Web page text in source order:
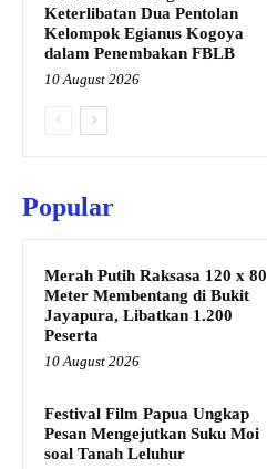
Keterlibatan Dua Pentolan
Kelompok Egianus Kogoya
dalam Penembakan FBLB
10 August 2026
Popular
Merah Putih Raksasa 120 x 80
Meter Membentang di Bukit
Jayapura, Libatkan 1.200
Peserta
10 August 2026
Festival Film Papua Ungkap
Pesan Mengejutkan Suku Moi
soal Tanah Leluhur